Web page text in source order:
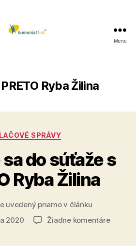
Menu
PRETO Ryba Žilina
Kategórie
SPRÁVY
do súťaže s
Ryba Žilina
uvedený priamo v článku
2020 Žiadne komentárena